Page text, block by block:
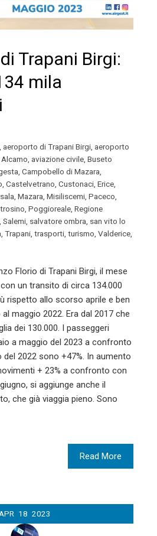
Trapani Birgi:
mila
, aeroporto di Trapani Birgi, aeroporto
Alcamo, aviazione civile, Buseto
, Campobello di Mazara,
, Castelvetrano, Custonaci, Erice,
, Mazara, Misiliscemi, Paceco,
, Poggioreale, Regione
, Salemi, salvatore ombra, san vito lo
, Trapani, trasporti, turismo, Valderice,
Florio di Trapani Birgi, il mese
un transito di circa 134.000
rispetto allo scorso aprile e ben
maggio 2022. Era dal 2017 che
dei 130.000. I passeggeri
a maggio del 2023 a confronto
2022 sono +47%. In aumento
+ 23% a confronto con
si aggiunge anche il
che già viaggia pieno. Sono
Read More
18 2023